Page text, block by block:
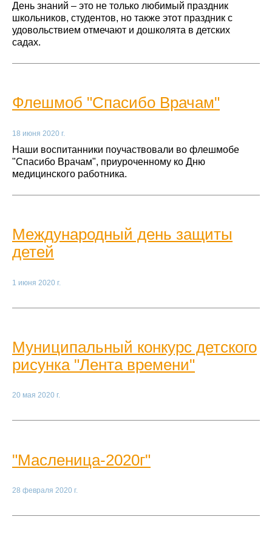
День знаний – это не только любимый праздник
школьников, студентов, но также этот праздник с
удовольствием отмечают и дошколята в детских
садах.
Флешмоб "Спасибо Врачам"
18 июня 2020 г.
Наши воспитанники поучаствовали во флешмобе
"Спасибо Врачам", приуроченному ко Дню
медицинского работника.
Международный день защиты
детей
1 июня 2020 г.
Муниципальный конкурс детского
рисунка "Лента времени"
20 мая 2020 г.
"Масленица-2020г"
28 февраля 2020 г.